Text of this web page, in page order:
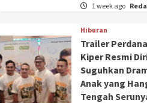
1 week ago
Hiburan
Trailer
Kiper Resmi
Suguhkan
Anak yang
Tengah